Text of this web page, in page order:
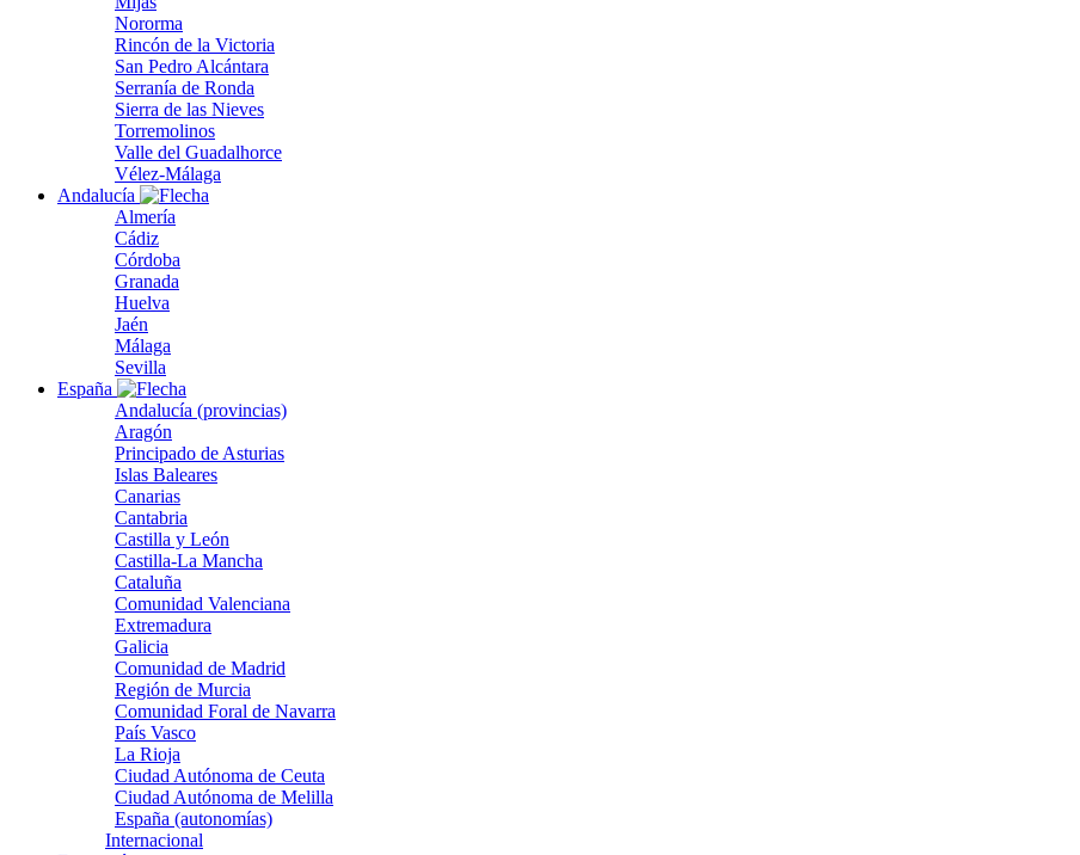
Nororma
Rincón de la Victoria
San Pedro Alcántara
Serranía de Ronda
Sierra de las Nieves
Torremolinos
Valle del Guadalhorce
Vélez-Málaga
Andalucía
Almería
Cádiz
Córdoba
Granada
Huelva
Jaén
Málaga
Sevilla
España
Andalucía (provincias)
Aragón
Principado de Asturias
Islas Baleares
Canarias
Cantabria
Castilla y León
Castilla-La Mancha
Cataluña
Comunidad Valenciana
Extremadura
Galicia
Comunidad de Madrid
Región de Murcia
Comunidad Foral de Navarra
País Vasco
La Rioja
Ciudad Autónoma de Ceuta
Ciudad Autónoma de Melilla
España (autonomías)
Internacional